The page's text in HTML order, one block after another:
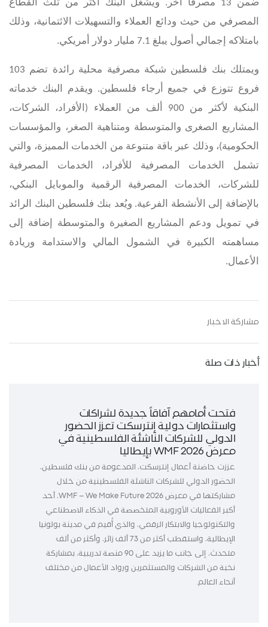
ضمن 13 مصرفاً آخر. ويشغل البنك أكثر من ثلث القطاع
المصرفي من حيث ودائع العملاء والتسهيلات الائتمانية، وذلك
بامتلاكه إجمالي أصول يبلغ 7.1 مليار دولار أمريكي.
ويمتلك بنك فلسطين شبكة مصرفية محلية رائدة تضم 103
فروع تتوزع في جميع أرجاء فلسطين. ويقدم البنك خدماته
البنكية لأكثر من 900 ألف من العملاء (الأفراد، الشركات،
المشاريع الصغرى والمتوسطة ومتناهية الصغر، والمؤسسات
الحكومية)، وذلك عبر باقة متنوعة من الخدمات المميزة، والتي
تشمل الخدمات المصرفية للأفراد، الخدمات المصرفية
للشركات، الخدمات المصرفية الرقمية والموبايل البنكي،
بالإضافة إلى الأنشطة الفرعية. ويُعد بنك فلسطين البنك الرائد
في تمويل ودعم المشاريع الصغيرة والمتوسطة إضافة إلى
مساهمته الكبيرة في الشمول المالي والاستدامة وريادة
الأعمال.
مشاركة الاخبار
أخبار ذات صلة
فتحت أمامهم آفاقاً جديدة لشراكات
واستثمارات دولية إنترسكت تعزز الحضور
الدولي للشركات الناشئة الفلسطينية في
معرض WMF 2026 بإيطاليا
عززت حاضنة أعمال إنترسكت، المدعومة من بنك فلسطين،
الحضور الدولي للشركات الناشئة الفلسطينية من خلال
مشاركتها في معرض WMF – We Make Future 2026، أحد
أكبر الفعاليات الأوروبية المتخصصة في الذكاء الاصطناعي
والتكنولوجيا والابتكار الرقمي، والذي أُقيم في مدينة بولونيا
الإيطالية، واستقطب أكثر من 73 ألف زائر، وأكثر من ألف
متحدث، إلى جانب ما يزيد على 90 منصة تدريبية، بمشاركة
نخبة من الشركات والمستثمرين ورواد الأعمال من مختلف
أنحاء العالم.